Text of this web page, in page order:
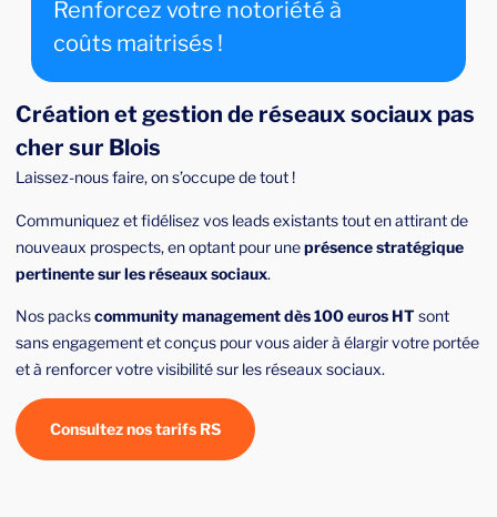
Renforcez votre notoriété à
coûts maitrisés !
Création et gestion de réseaux sociaux pas
cher sur Blois
Laissez-nous faire, on s’occupe de tout !
Communiquez et fidélisez vos leads existants tout en attirant de
nouveaux prospects, en optant pour uneprésence stratégique
pertinente sur les réseaux sociaux.
Nos packscommunity management dès 100 euros HT sont
sans engagement et conçus pour vous aider à élargir votre portée
et à renforcer votre visibilité sur les réseaux sociaux.
Consultez nos tarifs RS